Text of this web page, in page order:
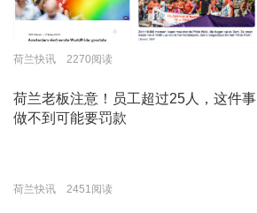
荷兰快讯 2270阅读
荷兰老板注意！员工超过25人，这件事
做不到可能要罚款
荷兰快讯 2451阅读